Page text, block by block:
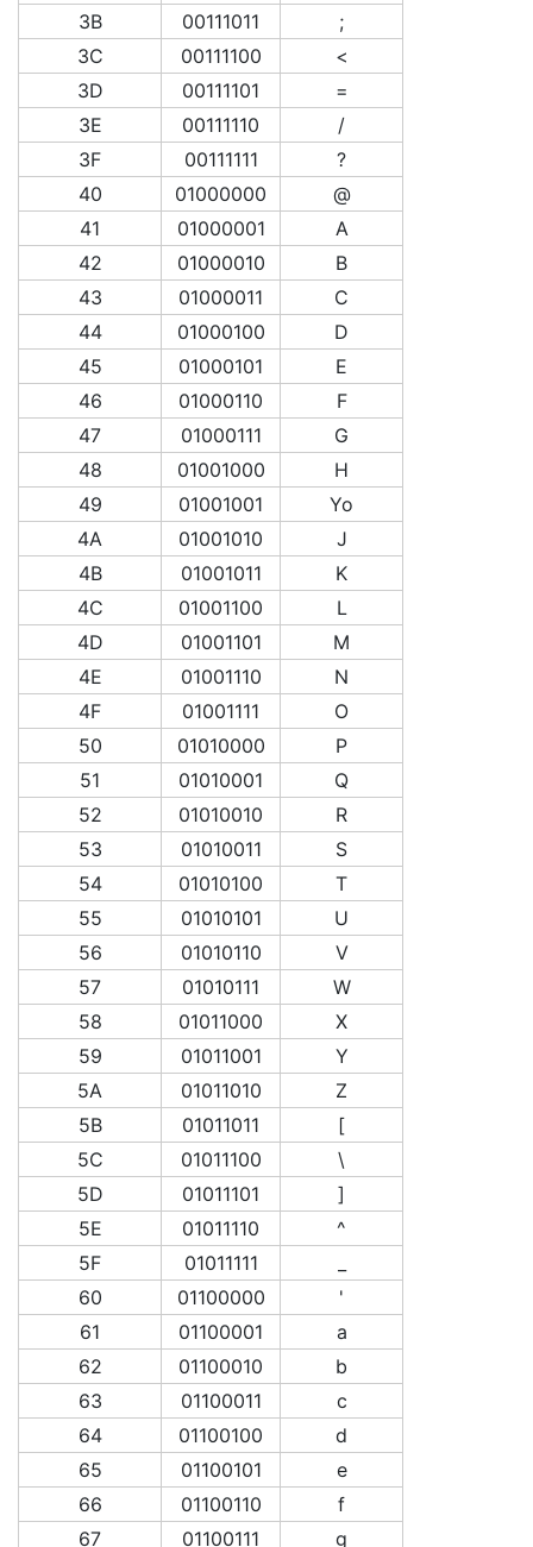
3B
00111011
;
3C
00111100
<
3D
00111101
=
3E
00111110
/
3F
00111111
?
40
01000000
@
41
01000001
A
42
01000010
B
43
01000011
C
44
01000100
D
45
01000101
E
46
01000110
F
47
01000111
G
48
01001000
H
49
01001001
Yo
4A
01001010
J
4B
01001011
K
4C
01001100
L
4D
01001101
M
4E
01001110
N
4F
01001111
O
50
01010000
P
51
01010001
Q
52
01010010
R
53
01010011
S
54
01010100
T
55
01010101
U
56
01010110
V
57
01010111
W
58
01011000
X
59
01011001
Y
5A
01011010
Z
5B
01011011
[
5C
01011100
\
5D
01011101
]
5E
01011110
^
5F
01011111
60
01100000
'
61
01100001
a
62
01100010
b
63
01100011
c
64
01100100
d
65
01100101
e
66
01100110
f
67
01100111 g